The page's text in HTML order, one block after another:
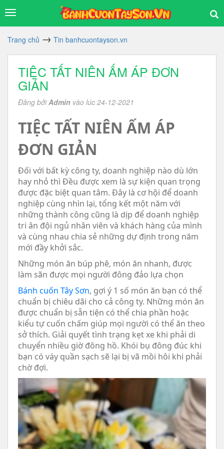
Trang chủ Tin banhcuontayson.vn
TIỆC TẤT NIÊN ẤM ÁP ĐƠN
GIẢN
Đăng bởiAdmin vào lúc 24-12-2021
TIỆC TẤT NIÊN ẤM ÁP
ĐƠN GIẢN
Đối với bất kỳ công ty, doanh nghiệp nào dù lớn
hay nhỏ thì Đều được xem là sự kiện quan trọng
được đặc biệt quan tâm. Đây là cơ hội để doanh
nghiệp cùng nhìn lại, tổng kết một năm với
những thành công cũng là dịp để doanh nghiệp
tri ân đội ngủ nhân viên và khách hàng của mình
và cùng nhau chia sẻ những dự định trong năm
mới đầy khởi sắc.
Những món ăn búp phê, món ăn nhanh, được
làm sãn được mọi người đông đảo lựa chọn
Bánh cuốn Tây Sơn, gợi ý 1 số món ăn bạn có thể
chuẩn bị chiêu dãi cho cả công ty. Những món ăn
được chuẩn bị sẵn tiện có thể chia phần hoặc
kiểu tự cuốn chấm giúp mọi người có thể ăn theo
sở thích. Giải quyết tình trạng kẹt xe khi phải di
chuyển nhiều giờ đông hồ. Khói bụ đông đúc khi
bạn có váy quần sạch sẽ lại bị vã mồi hôi khi phải
chờ đợi.